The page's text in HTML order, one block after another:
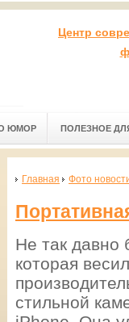
Центр
ЮМОР ПОЛЕЗНОЕ
Главная Фото
Не так давно
которая
стильной